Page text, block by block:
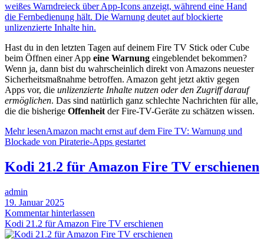
Hast du in den letzten Tagen auf deinem Fire TV Stick oder Cube
beim Öffnen einer App eine Warnung eingeblendet bekommen?
Wenn ja, dann bist du wahrscheinlich direkt von Amazons neuester
Sicherheitsmaßnahme betroffen. Amazon geht jetzt aktiv gegen
Apps vor, die unlizenzierte Inhalte nutzen oder den Zugriff darauf
ermöglichen. Das sind natürlich ganz schlechte Nachrichten für alle,
die die bisherige Offenheit der Fire-TV-Geräte zu schätzen wissen.
Mehr lesenAmazon macht ernst auf dem Fire TV: Warnung und
Blockade von Piraterie-Apps gestartet
Kodi 21.2 für Amazon Fire TV erschienen
admin
19. Januar 2025
Kommentar hinterlassen
Kodi 21.2 für Amazon Fire TV erschienen